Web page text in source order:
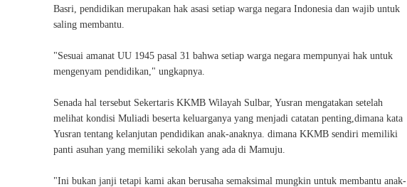
Basri, pendidikan merupakan hak asasi setiap warga negara Indonesia dan wajib untuk
saling membantu.
"Sesuai amanat UU 1945 pasal 31 bahwa setiap warga negara mempunyai hak untuk
mengenyam pendidikan," ungkapnya.
Senada hal tersebut Sekertaris KKMB Wilayah Sulbar, Yusran mengatakan setelah
melihat kondisi Muliadi beserta keluarganya yang menjadi catatan penting,dimana kata
Yusran tentang kelanjutan pendidikan anak-anaknya. dimana KKMB sendiri memiliki
panti asuhan yang memiliki sekolah yang ada di Mamuju.
"Ini bukan janji tetapi kami akan berusaha semaksimal mungkin untuk membantu anak-